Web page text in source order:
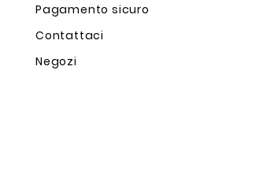
Pagamento sicuro
Contattaci
Negozi